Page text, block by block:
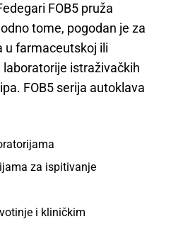
FOB5 pruža
tome, pogodan je za
u farmaceutskoj ili
istraživačkih
FOB5 serija autoklava
za ispitivanje
i kliničkim